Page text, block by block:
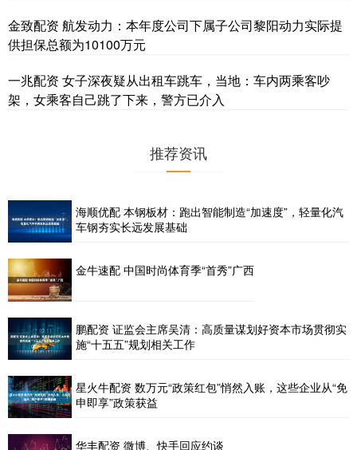
金致配资 航发动力：本年度公司下属子公司黎阳动力实际提
供担保总额为10100万元
一兆配资 女子深夜疑从出租车跳车，当地：车内两乘客吵
架，女乘客自己跳了下来，警方已介入
推荐资讯
海顺优配 本钢板材：跑出智能制造“加速度”，轻量化汽
车钢夯实长远发展基础
金牛速配 中国时尚体育季“首秀”广西
鹏配资 证监会主席吴清：高质量谋划好资本市场贯彻实
施“十五五”规划相关工作
星火牛配资 数万元“政策红包”悄然入账，这些企业从“免
申即享”政策获益
华丰配资 微博、快手回应约谈